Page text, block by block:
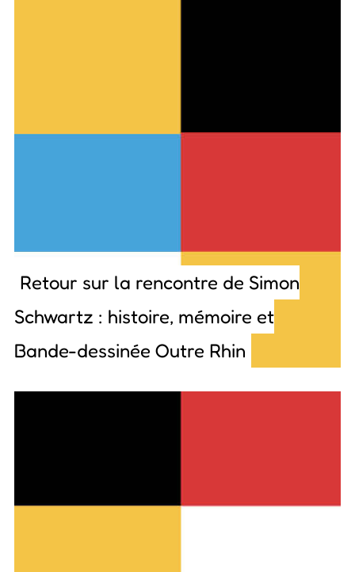
Retour sur la rencontre de Simon
Schwartz : histoire, mémoire et
Bande-dessinée Outre Rhin